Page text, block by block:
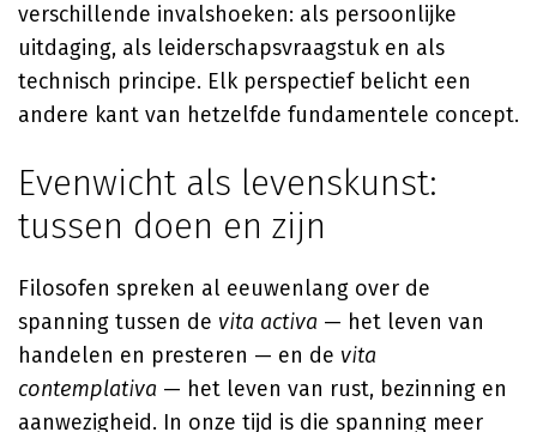
verschillende invalshoeken: als persoonlijke
uitdaging, als leiderschapsvraagstuk en als
technisch principe. Elk perspectief belicht een
andere kant van hetzelfde fundamentele concept.
Evenwicht als levenskunst:
tussen doen en zijn
Filosofen spreken al eeuwenlang over de
spanning tussen de vita activa — het leven van
handelen en presteren — en de vita
contemplativa — het leven van rust, bezinning en
aanwezigheid. In onze tijd is die spanning meer